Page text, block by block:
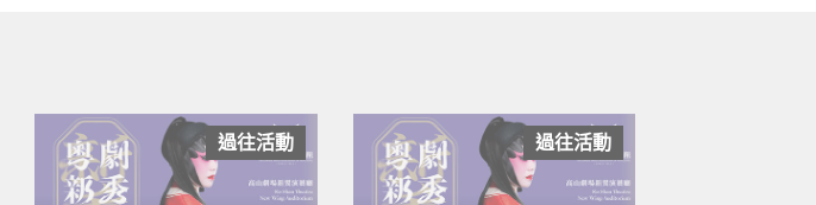
過往活動 過往活動